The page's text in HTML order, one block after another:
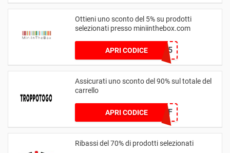
Ottieni uno sconto del 5% su prodotti
selezionati presso miniinthebox.com
APRI CODICEWELCOME5
Assicurati uno sconto del 90% sul totale del
carrello
APRI CODICE714228BF
Ribassi del 70% di prodotti selezionati